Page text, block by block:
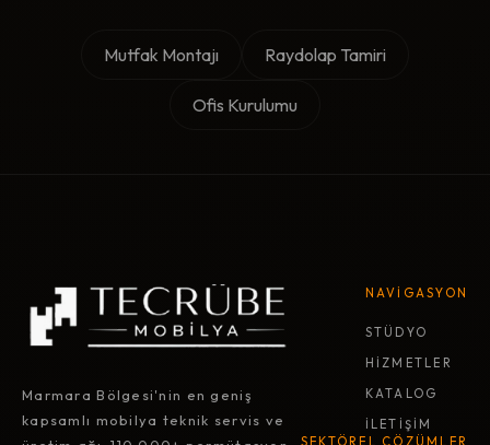
Mutfak Montajı Raydolap Tamiri
Ofis Kurulumu
Marmara Bölgesi'nin en geniş
kapsamlı mobilya teknik servis ve
NAVİGASYON
STÜDYO
HİZMETLER
KATALOG
İLETİŞİM
SEKTÖREL ÇÖZÜMLER